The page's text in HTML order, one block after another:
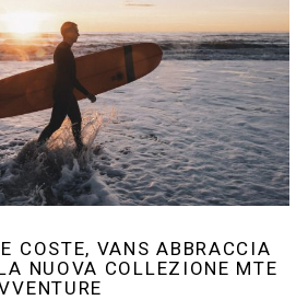
COSTE, VANS ABBRACCIA
NUOVA COLLEZIONE MTE